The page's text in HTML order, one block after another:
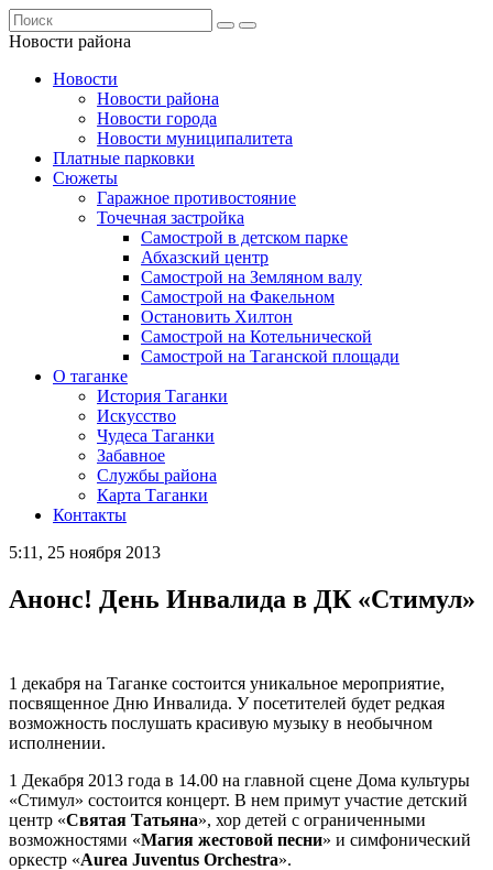
Новости района
Новости
Новости района
Новости города
Новости муниципалитета
Платные парковки
Сюжеты
Гаражное противостояние
Точечная застройка
Самострой в детском парке
Абхазский центр
Самострой на Земляном валу
Самострой на Факельном
Остановить Хилтон
Самострой на Котельнической
Самострой на Таганской площади
О таганке
История Таганки
Искусство
Чудеса Таганки
Забавное
Службы района
Карта Таганки
Контакты
5:11, 25 ноября 2013
Анонс! День Инвалида в ДК «Стимул»
1 декабря на Таганке состоится уникальное мероприятие,
посвященное Дню Инвалида. У посетителей будет редкая
возможность послушать красивую музыку в необычном
исполнении.
1 Декабря 2013 года в 14.00 на главной сцене Дома культуры
«Стимул» состоится концерт. В нем примут участие детский
центр «Святая Татьяна», хор детей с ограниченными
возможностями «Магия жестовой песни» и симфонический
оркестр «Aurea Juventus Orchestra».